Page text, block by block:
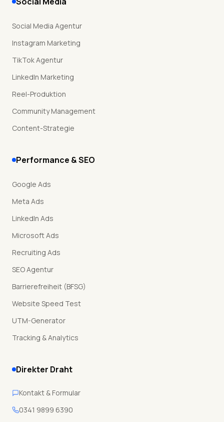
Social Media Agentur
Instagram Marketing
TikTok Agentur
LinkedIn Marketing
Reel-Produktion
Community Management
Content-Strategie
Performance & SEO
Google Ads
Meta Ads
LinkedIn Ads
Microsoft Ads
Recruiting Ads
SEO Agentur
Barrierefreiheit (BFSG)
Website Speed Test
UTM-Generator
Tracking & Analytics
Direkter Draht
Kontakt & Formular
0341 9899 6390